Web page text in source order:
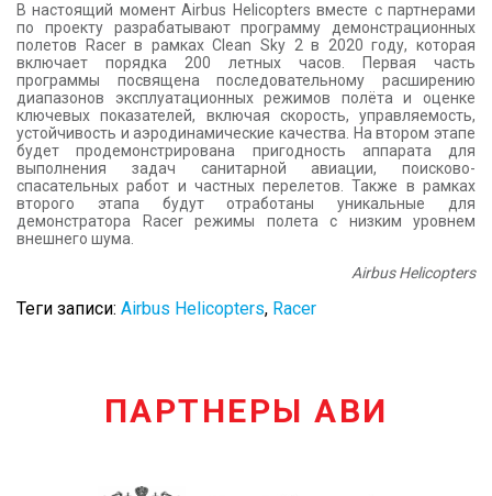
В настоящий момент Airbus Helicopters вместе с партнерами
по проекту разрабатывают программу демонстрационных
полетов Racer в рамках Clean Sky 2 в 2020 году, которая
включает порядка 200 летных часов. Первая часть
программы посвящена последовательному расширению
диапазонов эксплуатационных режимов полёта и оценке
ключевых показателей, включая скорость, управляемость,
устойчивость и аэродинамические качества. На втором этапе
будет продемонстрирована пригодность аппарата для
выполнения задач санитарной авиации, поисково-
спасательных работ и частных перелетов. Также в рамках
второго этапа будут отработаны уникальные для
демонстратора Racer режимы полета с низким уровнем
внешнего шума.
Airbus Helicopters
Теги записи: Airbus Helicopters, Racer
ПАРТНЕРЫ АВИ